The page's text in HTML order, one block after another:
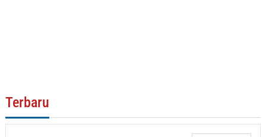
Terbaru